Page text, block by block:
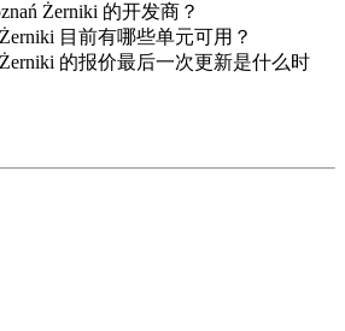
Żerniki 的开发商？
目前有哪些单元可用？
Żerniki 的报价最后一次更新是什么时